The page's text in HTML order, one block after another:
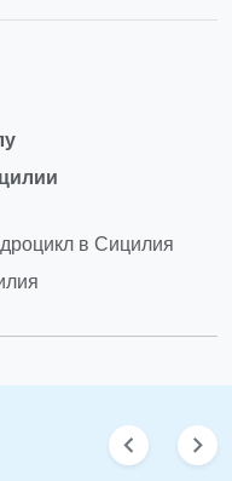
в Сицилия
chevron_left chevron_right